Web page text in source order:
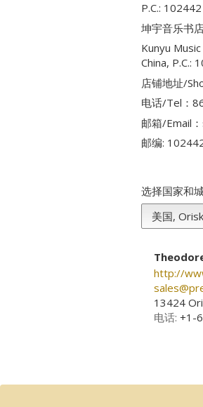
P.C.: 102442
坤宇音乐书
Kunyu
China, P.C.:
店铺地址/
电话/Tel：
邮箱/Email
邮编:
选择国家和
http://
13424
电话: +1-